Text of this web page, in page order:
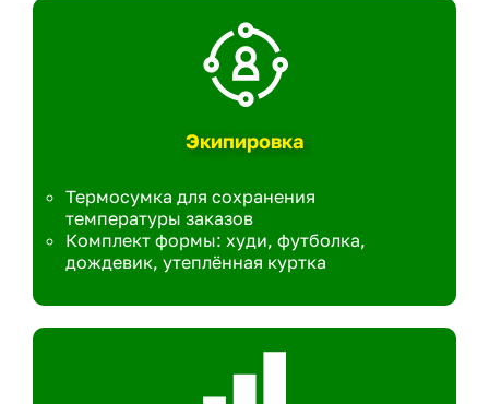
Экипировка
Термосумка для сохранения
температуры заказов
Комплект формы: худи, футболка,
дождевик, утеплённая куртка